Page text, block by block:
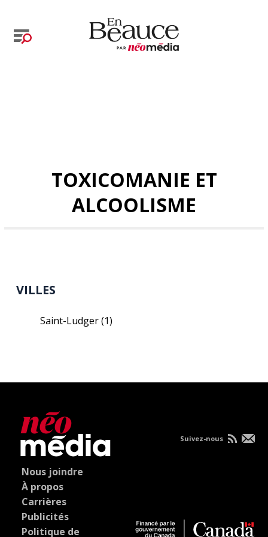
TOXICOMANIE ET
ALCOOLISME
VILLES
Saint-Ludger(1)
Nous joindre
À propos
Carrières
Publicités
Politique de
Suivez-nous